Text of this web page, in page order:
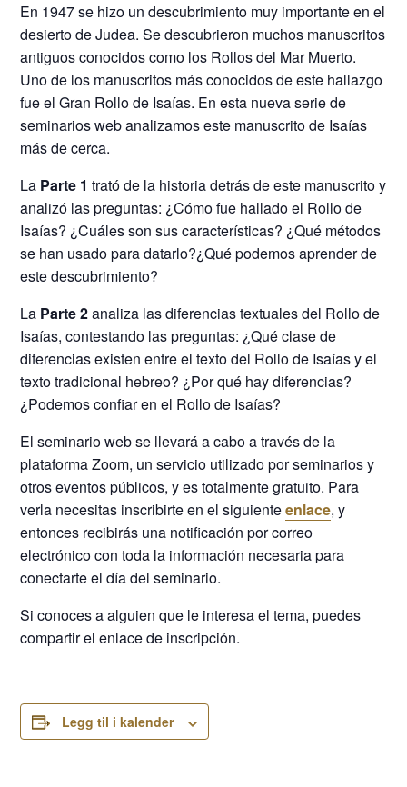
En 1947 se hizo un descubrimiento muy importante en el
desierto de Judea. Se descubrieron muchos manuscritos
antiguos conocidos como los Rollos del Mar Muerto.
Uno de los manuscritos más conocidos de este hallazgo
fue el Gran Rollo de Isaías. En esta nueva serie de
seminarios web analizamos este manuscrito de Isaías
más de cerca.
La Parte 1 trató de la historia detrás de este manuscrito y
analizó las preguntas: ¿Cómo fue hallado el Rollo de
Isaías? ¿Cuáles son sus características? ¿Qué métodos
se han usado para datarlo?¿Qué podemos aprender de
este descubrimiento?
La Parte 2analiza las diferencias textuales del Rollo de
Isaías, contestando las preguntas: ¿Qué clase de
diferencias existen entre el texto del Rollo de Isaías y el
texto tradicional hebreo? ¿Por qué hay diferencias?
¿Podemos confiar en el Rollo de Isaías?
El seminario web se llevará a cabo a través de la
plataforma Zoom, un servicio utilizado por seminarios y
otros eventos públicos, y es totalmente gratuito. Para
verla necesitas inscribirte en el siguienteenlace, y
entonces recibirás una notificación por correo
electrónico con toda la información necesaria para
conectarte el día del seminario.
Si conoces a alguien que le interesa el tema, puedes
compartir el enlace de inscripción.
Legg til i kalender